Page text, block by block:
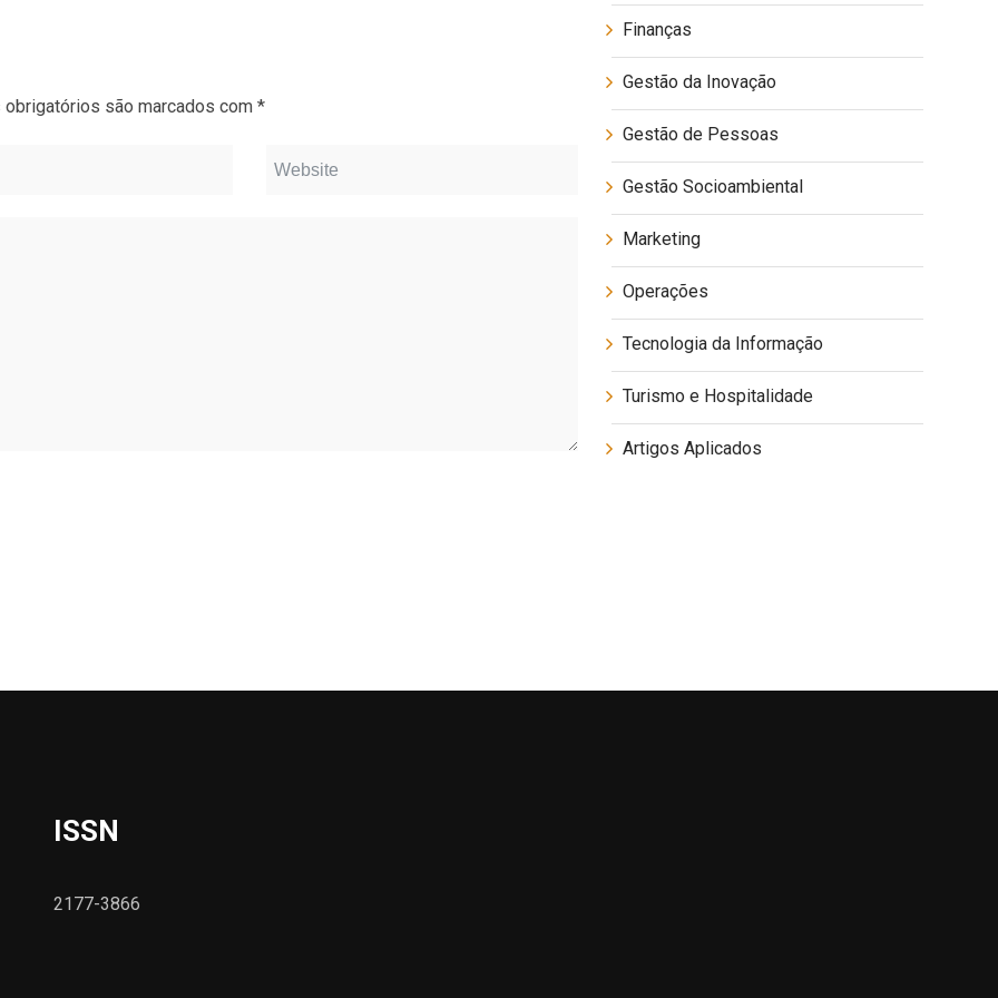
obrigatórios são marcados com *
Finanças
Gestão da Inovação
Gestão de Pessoas
Gestão Socioambiental
Marketing
Operações
Tecnologia da Informação
Turismo e Hospitalidade
Artigos Aplicados
ISSN
2177-3866